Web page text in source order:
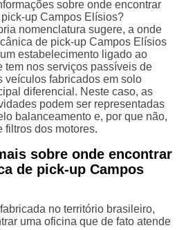
sobre onde encontrar
up Campos Elísios?
nomenclatura sugere, a onde
de pick-up Campos Elísios
estabelecimento ligado ao
tem nos serviços passíveis de
veículos fabricados em solo
diferencial. Neste caso, as
podem ser representadas
balanceamento e, por que não,
filtros dos motores.
sobre onde encontrar
de pick-up Campos
no território brasileiro,
uma oficina que de fato atende